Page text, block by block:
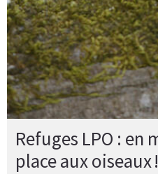
Refuges LPO : en
place aux oiseaux !